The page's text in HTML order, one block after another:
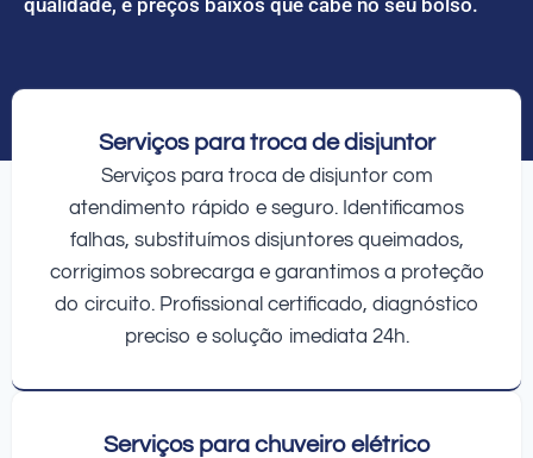
Serviços para troca de disjuntor
Serviços para troca de disjuntor com
atendimento rápido e seguro. Identificamos
falhas, substituímos disjuntores queimados,
corrigimos sobrecarga e garantimos a proteção
do circuito. Profissional certificado, diagnóstico
preciso e solução imediata 24h.
Serviços para chuveiro elétrico